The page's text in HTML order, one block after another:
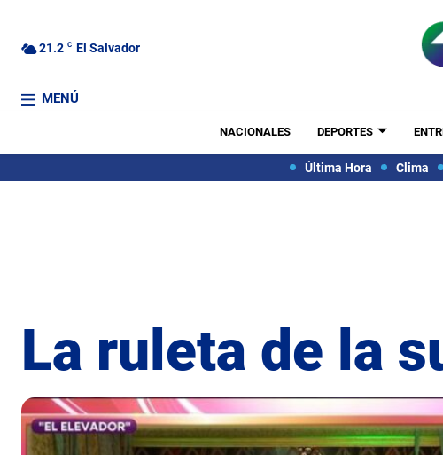
21.2 C El Salvador
MENÚ
NACIONALES DEPORTES
Última Hora Clima
La ruleta de la